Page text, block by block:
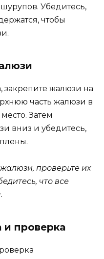
Убедитесь,
чтобы
закрепите жалюзи на
часть жалюзи в
Затем
вниз и убедитесь,
проверьте их
что все
и проверка